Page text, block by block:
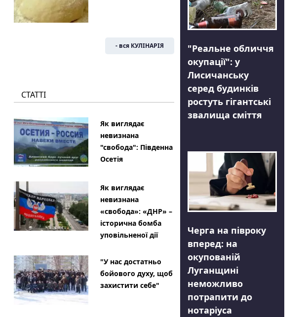
- вся КУЛІНАРІЯ
СТАТТІ
Як виглядає
невизнана
"свобода": Південна
Осетія
Як виглядає
невизнана
«свобода»: «ДНР» –
історична бомба
уповільненої дії
"У нас достатньо
бойового духу, щоб
захистити себе"
"Реальне обличчя
окупації": у
Лисичанську
серед будинків
ростуть гігантські
звалища сміття
Черга на півроку
вперед: на
окупованій
Луганщині
неможливо
потрапити до
нотаріуса